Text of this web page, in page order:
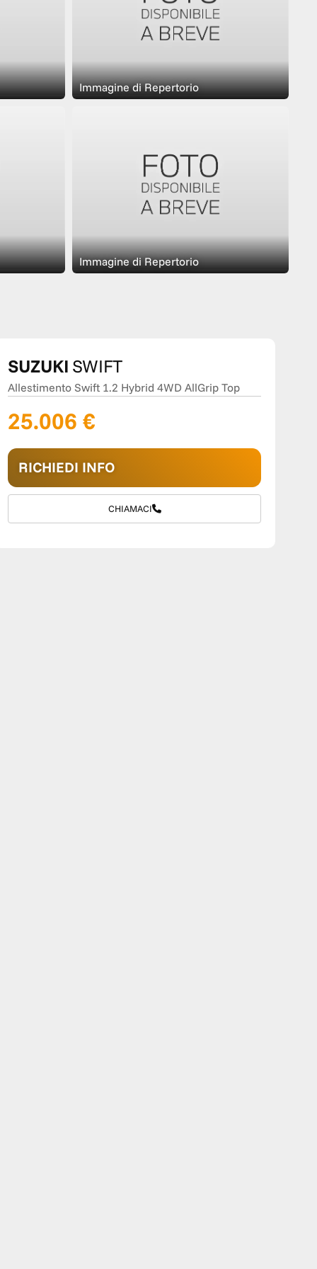
Immagine di Repertorio
Immagine di Repertorio
SUZUKI SWIFT
Allestimento Swift 1.2 Hybrid 4WD AllGrip Top
25.006 €
RICHIEDI INFO
CHIAMACI